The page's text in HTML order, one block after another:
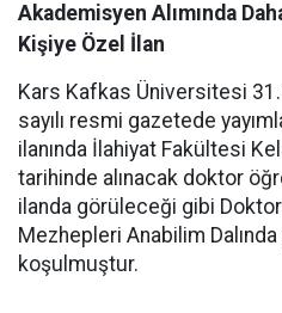
Akademisyen Alımında
Kişiye Özel İlan
Kars Kafkas Üniversitesi
sayılı resmi gazetede
ilanında İlahiyat Fakültesi
tarihinde alınacak doktor
ilanda görüleceği gibi
Mezhepleri Anabilim Dalında
koşulmuştur.